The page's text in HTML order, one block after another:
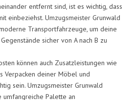
entfernt sind, ist es wichtig, dass
einbeziehst. Umzugsmeister Grunwald
Transportfahrzeuge, um deine
sicher von A nach B zu
können auch Zusatzleistungen wie
Verpacken deiner Möbel und
sein. Umzugsmeister Grunwald
Palette an